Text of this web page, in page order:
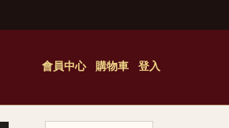
會員中心 購物車 登入